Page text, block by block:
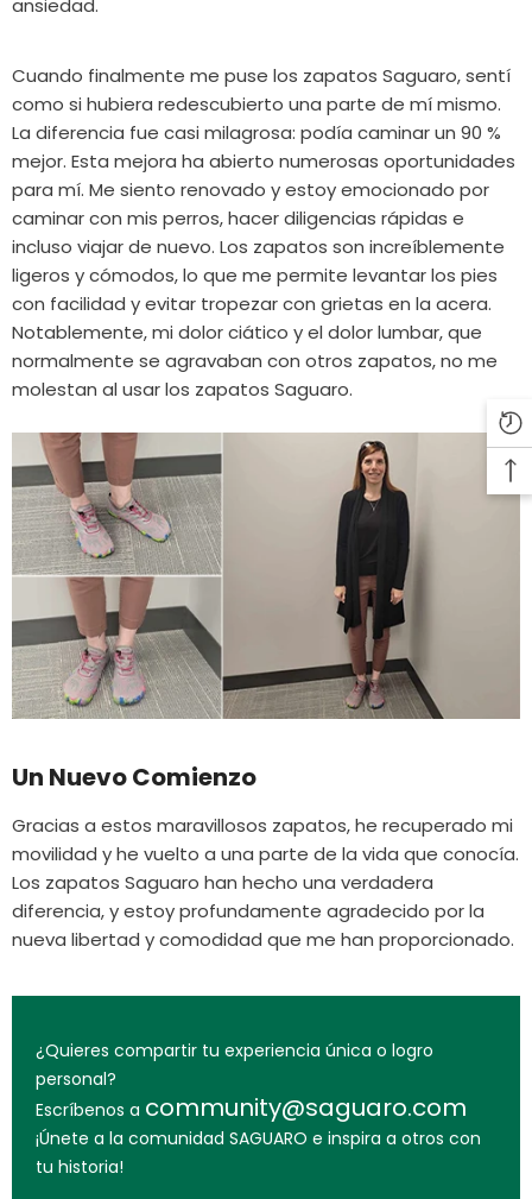
ansiedad.
Cuando finalmente me puse los zapatos Saguaro, sentí
como si hubiera redescubierto una parte de mí mismo.
La diferencia fue casi milagrosa: podía caminar un 90 %
mejor. Esta mejora ha abierto numerosas oportunidades
para mí. Me siento renovado y estoy emocionado por
caminar con mis perros, hacer diligencias rápidas e
incluso viajar de nuevo. Los zapatos son increíblemente
ligeros y cómodos, lo que me permite levantar los pies
con facilidad y evitar tropezar con grietas en la acera.
Notablemente, mi dolor ciático y el dolor lumbar, que
normalmente se agravaban con otros zapatos, no me
molestan al usar los zapatos Saguaro.
Un Nuevo Comienzo
Gracias a estos maravillosos zapatos, he recuperado mi
movilidad y he vuelto a una parte de la vida que conocía.
Los zapatos Saguaro han hecho una verdadera
diferencia, y estoy profundamente agradecido por la
nueva libertad y comodidad que me han proporcionado.
¿Quieres compartir tu experiencia única o logro
personal?
Escríbenos a community@saguaro.com
¡Únete a la comunidad SAGUARO e inspira a otros con
tu historia!